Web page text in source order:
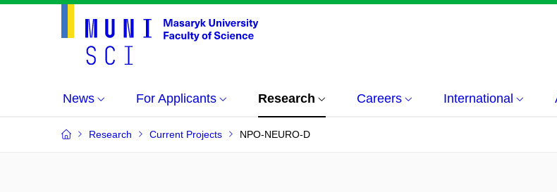
News For Applicants Research Careers International
Research Current Projects NPO-NEURO-D